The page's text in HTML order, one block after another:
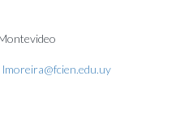
lmoreira@fcien.edu.uy